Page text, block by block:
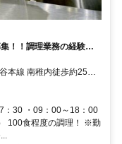
！！調理業務の経験が
本線 南稚内徒歩約25分
：30 ・09：00～18：00
100食程度の調理！ ※勤